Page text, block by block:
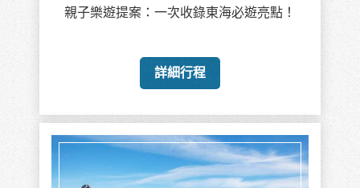
親子樂遊提案：一次收錄東海必遊亮點！
詳細行程